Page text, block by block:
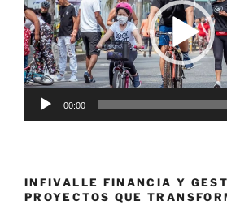
00:00
INFIVALLE FINANCIA Y
PROYECTOS QUE